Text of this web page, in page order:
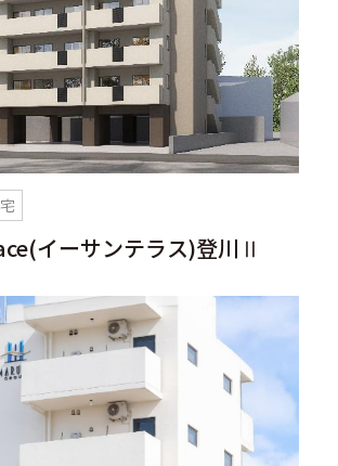
イーサンテラス)登川Ⅱ